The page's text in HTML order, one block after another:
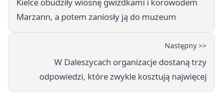
Kielce obudziły wiosnę gwizdkami i korowodem
Marzann, a potem zaniosły ją do muzeum
Następny >>
W Daleszycach organizacje dostaną trzy
odpowiedzi, które zwykle kosztują najwięcej